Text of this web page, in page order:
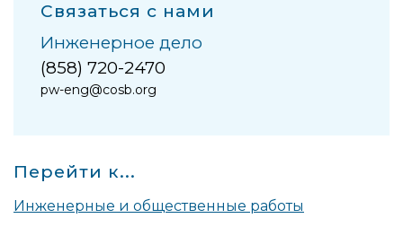
Связаться с нами
Инженерное дело
(858) 720-2470
pw-eng@cosb.org
Перейти к...
Инженерные и общественные работы